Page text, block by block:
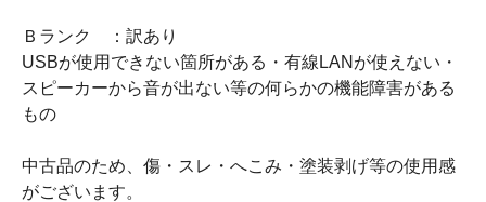
Ｂランク ：訳あり
USBが使用できない箇所がある・有線LANが使えない・
スピーカーから音が出ない等の何らかの機能障害がある
もの
中古品のため、傷・スレ・へこみ・塗装剥げ等の使用感
がございます。